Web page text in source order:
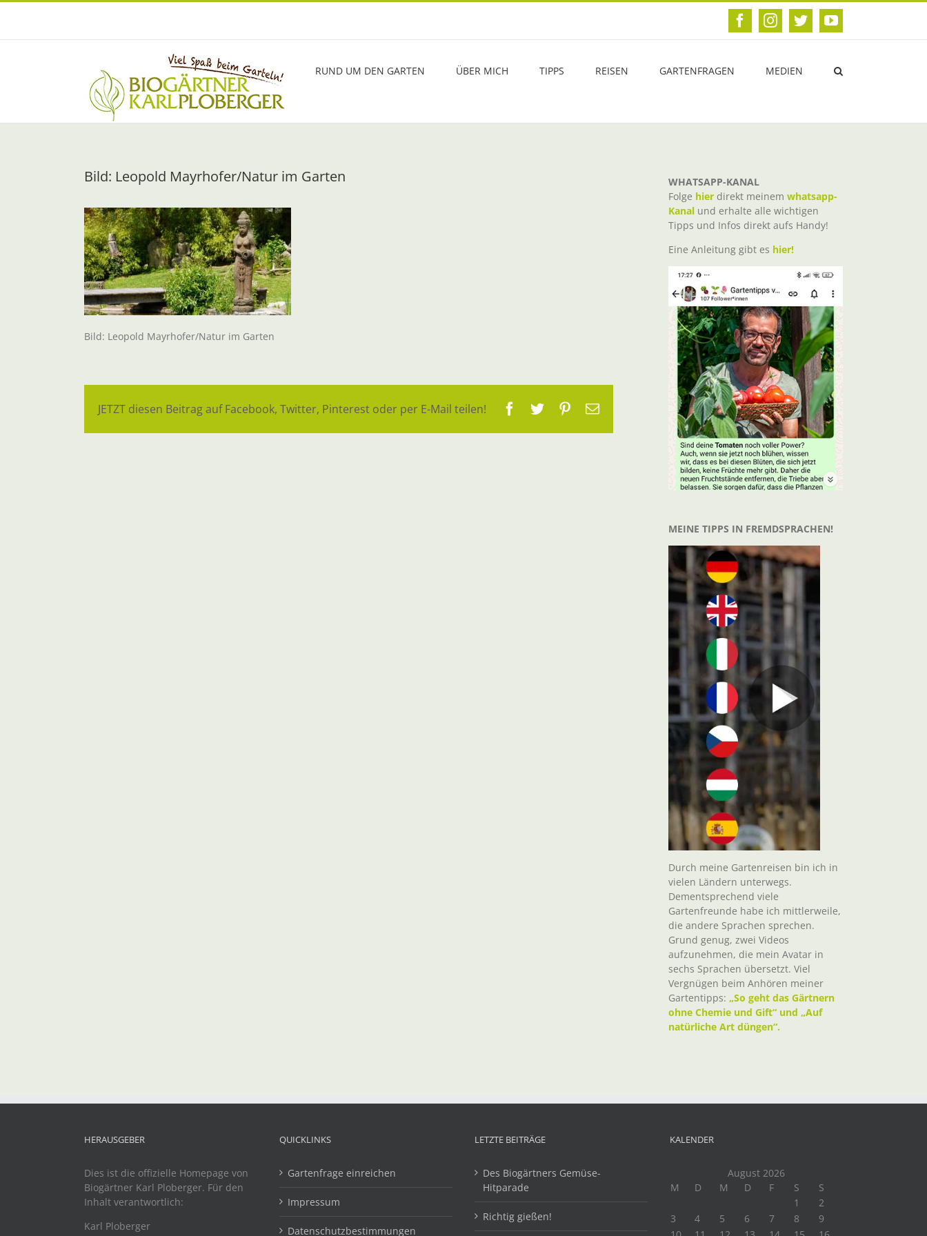
Zum
FacebookInstagram
TwitterYouTube
RUND UM DEN GARTEN ÜBER MICH TIPPS REISEN GARTENFRAGEN MEDIEN
Bild: Leopold Mayrhofer/Natur im Garten
Bild: Leopold Mayrhofer/Natur im Garten
JETZT diesen Beitrag auf Facebook, Twitter, Pinterest oder per E-Mail teilen! Facebook
TwitterPinterest
E-
WHATSAPP-KANAL
Folge hier direkt meinem whatsapp-
Kanal und erhalte alle wichtigen
Tipps und Infos direkt aufs Handy!
Eine Anleitung gibt es hier!
MEINE TIPPS IN FREMDSPRACHEN!
Durch meine Gartenreisen bin ich in
vielen Ländern unterwegs.
Dementsprechend viele
Gartenfreunde habe ich mittlerweile,
die andere Sprachen sprechen.
Grund genug, zwei Videos
aufzunehmen, die mein Avatar in
sechs Sprachen übersetzt. Viel
Vergnügen beim Anhören meiner
Gartentipps: „So geht das Gärtnern
ohne Chemie und Gift“ und „Auf
natürliche Art düngen“.
HERAUSGEBER
Dies ist die offizielle Homepage von
Biogärtner Karl Ploberger. Für den
Inhalt verantwortlich:
Karl Ploberger
QUICKLINKS
Gartenfrage einreichen
Impressum
Datenschutzbestimmungen
LETZTE BEITRÄGE
Des Biogärtners Gemüse-
Hitparade
Richtig gießen!
KALENDER
August 2026
M
D M D F S
S
1
2
3
4 5 6 7 8
9